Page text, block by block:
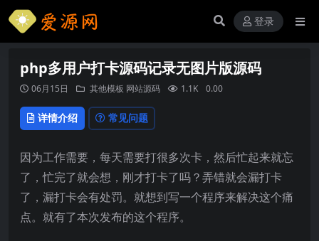
登录
php多用户打卡源码记录无图片版源码
06月15日 其他模板 网站源码 1.1K 0.00
详情介绍 常见问题
因为工作需要，每天需要打很多次卡，然后忙起来就忘
了，忙完了就会想，刚才打卡了吗？弄错就会漏打卡
了，漏打卡会有处罚。就想到写一个程序来解决这个痛
点。就有了本次发布的这个程序。